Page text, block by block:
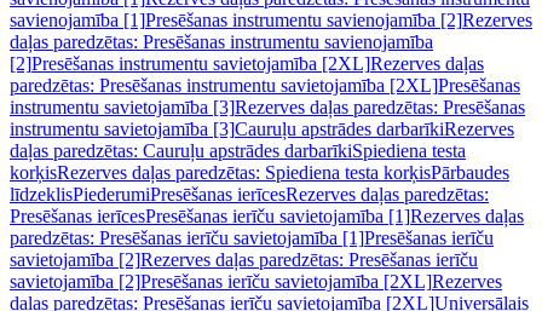
savienojamība [1]Presēšanas instrumentu savienojamība [2]Rezerves
daļas paredzētas: Presēšanas instrumentu savienojamība
[2]Presēšanas instrumentu savietojamība [2XL]Rezerves daļas
paredzētas: Presēšanas instrumentu savietojamība [2XL]Presēšanas
instrumentu savietojamība [3]Rezerves daļas paredzētas: Presēšanas
instrumentu savietojamība [3]Cauruļu apstrādes darbarīkiRezerves
daļas paredzētas: Cauruļu apstrādes darbarīkiSpiediena testa
korķisRezerves daļas paredzētas: Spiediena testa korķisPārbaudes
līdzeklisPiederumiPresēšanas ierīcesRezerves daļas paredzētas:
Presēšanas ierīcesPresēšanas ierīču savietojamība [1]Rezerves daļas
paredzētas: Presēšanas ierīču savietojamība [1]Presēšanas ierīču
savietojamība [2]Rezerves daļas paredzētas: Presēšanas ierīču
savietojamība [2]Presēšanas ierīču savietojamība [2XL]Rezerves
daļas paredzētas: Presēšanas ierīču savietojamība [2XL]Universālais